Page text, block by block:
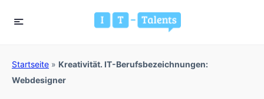
Startseite » Kreativität. IT-Berufsbezeichnungen:
Webdesigner